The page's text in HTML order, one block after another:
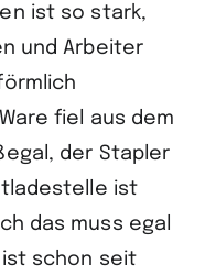
ist so stark,
und Arbeiter
fiel aus dem
der Stapler
ist
das muss egal
ist schon seit